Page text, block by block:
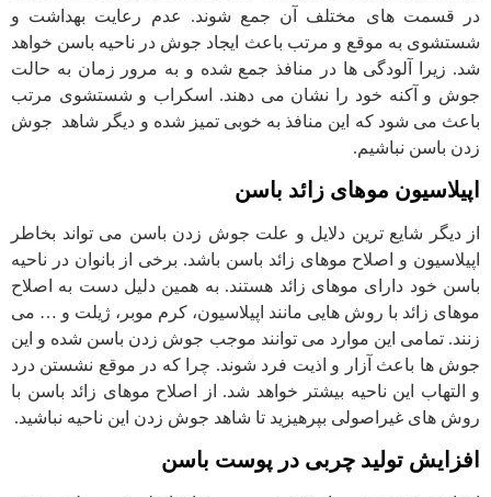
در قسمت های مختلف آن جمع شوند. عدم رعایت بهداشت و
شستشوی به موقع و مرتب باعث ایجاد جوش در ناحیه باسن خواهد
شد. زیرا آلودگی ها در منافذ جمع شده و به مرور زمان به حالت
جوش و آکنه خود را نشان می دهند. اسکراب و شستشوی مرتب
باعث می شود که این منافذ به خوبی تمیز شده و دیگر شاهد جوش
زدن باسن نباشیم.
اپیلاسیون موهای زائد باسن
از دیگر شایع ترین دلایل و علت جوش زدن باسن می تواند بخاطر
اپیلاسیون و اصلاح موهای زائد باسن باشد. برخی از بانوان در ناحیه
باسن خود دارای موهای زائد هستند. به همین دلیل دست به اصلاح
موهای زائد با روش هایی مانند اپیلاسیون، کرم موبر، ژیلت و … می
زنند. تمامی این موارد می توانند موجب جوش زدن باسن شده و این
جوش ها باعث آزار و اذیت فرد شوند. چرا که در موقع نشستن درد
و التهاب این ناحیه بیشتر خواهد شد. از اصلاح موهای زائد باسن با
روش های غیراصولی بپرهیزید تا شاهد جوش زدن این ناحیه نباشید.
افزایش تولید چربی در پوست باسن